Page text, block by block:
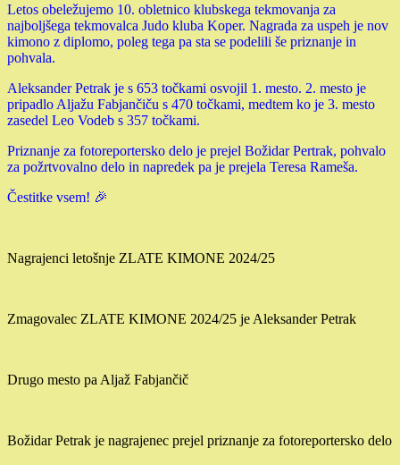
Letos obeležujemo 10. obletnico klubskega tekmovanja za
najboljšega tekmovalca Judo kluba Koper. Nagrada za uspeh je nov
kimono z diplomo, poleg tega pa sta se podelili še priznanje in
pohvala.
Aleksander Petrak je s 653 točkami osvojil 1. mesto. 2. mesto je
pripadlo Aljažu Fabjančiču s 470 točkami, medtem ko je 3. mesto
zasedel Leo Vodeb s 357 točkami.
Priznanje za fotoreportersko delo je prejel Božidar Pertrak, pohvalo
za požrtvovalno delo in napredek pa je prejela Teresa Rameša.
Čestitke vsem! 🎉
Nagrajenci letošnje ZLATE KIMONE 2024/25
Zmagovalec ZLATE KIMONE 2024/25 je Aleksander Petrak
Drugo mesto pa Aljaž Fabjančič
Božidar Petrak je nagrajenec prejel priznanje za fotoreportersko delo